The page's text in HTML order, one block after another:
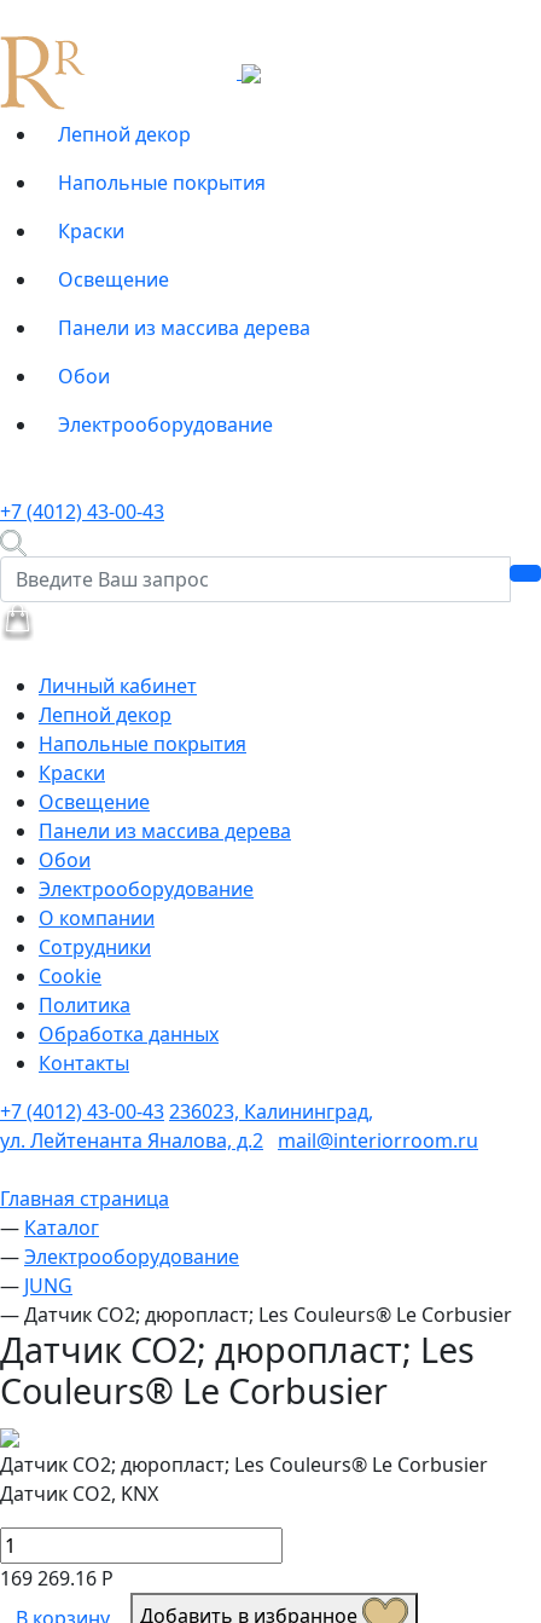
Лепной декор
Напольные покрытия
Краски
Освещение
Панели из массива дерева
Обои
Электрооборудование
+7 (4012) 43-00-43
Личный кабинет
Лепной декор
Напольные покрытия
Краски
Освещение
Панели из массива дерева
Обои
Электрооборудование
О компании
Сотрудники
Cookie
Политика
Обработка данных
Контакты
+7 (4012) 43-00-43236023, Калининград,
ул. Лейтенанта Яналова, д.2 mail@interiorroom.ru
Главная страница
— Каталог
—Электрооборудование
— JUNG
—Датчик CO2; дюропласт; Les Couleurs® Le Corbusier
Датчик CO2; дюропласт; Les
Couleurs® Le Corbusier
Датчик CO2; дюропласт; Les Couleurs® Le Corbusier
Датчик CO2, KNX
169 269.16 Р
Добавить в избранное